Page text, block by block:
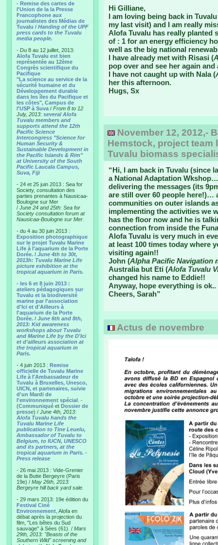
- Remise des cartes de
l'Union de la la Presse
Francophone aux
journalistes des Médias de
Tuvalu / Handing of the UPF
press cards to the Tuvalu
media people.
- Du 8 au 12 juillet, 2013:
Alofa Tuvalu est bien
représentée au 12ème
Congrès scientifique du
Pacifique
"La science au service de la
sécurité humaine et du
Développement durable
dans les îles du Pacifique et
les côtes", Campus de
l'USP à Suva / From 8 to 12
July, 2013: several Alofa
Tuvalu members and
supports attend the 12th
Pacific Science
Intercongress "Science for
Human Security &
Sustainable Development in
the Pacific Islands & Rim"
at University of the South
Pacific Laucala Campus,
Suva, Fiji
- 24 et 25 juin 2013 : Sea for
Society, consultation des
parties prenantes à Nausicaa-
Boulogne sur Mer
/ June 24 and 25th: Sea for
Society consultation forum at
Nausicaa-Boulogne sur Mer.
- du 4 au 30 juin 2013 :
Exposition photographique
sur le projet Tuvalu Marine
Life à l'aquarium de la Porte
Dorée. / June 4th to 30t,
2013h: Tuvalu Marine Life
picture exhibition at the
tropical aquarium in Paris.
- les 6 et 8 juin 2013 :
ateliers pédagogiques sur
Tuvalu et la biodiversité
marine par l'association
d'Ici et d'Ailleurs à
l'aquarium de la Porte
Dorée. / June 6th and 8th,
2013: Kid awareness
workshops about Tuvalu
and Marine Life by the D'Ici
et d'ailleurs association at
the tropical aquarium in
Paris.
- 4 juin 2013 : Remise
officielle de Tuvalu Marine
Life à l'Ambassadeur de
Tuvalu à Bruxelles, Unesco,
UICN, et partenaires, suivie
d'un Mardi de
l'environnement spécial . -
(Communiqué et Dossier de
presse) / June 4th, 2013:
Alofa Tuvalu hands the
Tuvalu Marine Life
publication to Tine Leuelu,
Ambassador of Tuvalu to
Belgium, to IUCN, UNESCO
and its partners, at the
tropical aquarium in Paris. -
Press release
- 26 mai 2013 : Vide-Grenier
de la Butte Bergeyre (Paris
19e) / May 26th, 2013:
Bergeyre hill back yard sale.
- 29 mars 2013: 19e édition du
Festival Ciné
Environnement , Alofa en
débat après la projection du
film, "Les bêtes du Sud
sauvage" à Sées (61). / Mars
29th, 2013: "Beasts of the
Southern Wild" screening and
Hi Gilliane,
I am loving being back in
my last visit) and I am really
Alofa Tuvalu has really planted
of : 1 for an energy efficiency
well as the big national
I have already met with Risasi (
pop over and see her again
I have not caught up with Nala (
her this afternoon.
Hugs, Sx
November 12, 2012,-
Hemstock, project team
Tuvalu biomass
“Hi, I am back in Tuvalu (since
a National Adaptation
delivering the messages (its
are still over 60 people here!)…
communities on outer islands
implementing the activities we
has the floor now and he is
connection from inside the
Alofa Tuvalu is very much in
at least 100 times today where
visiting again!!
John (Alpha Pacific Navigation
Australia but Eti (Alofa Tuvalu
changed his name to Eddie!!
Anyway, hope everything is ok..
Cheers, Sarah”
Actus de novembre